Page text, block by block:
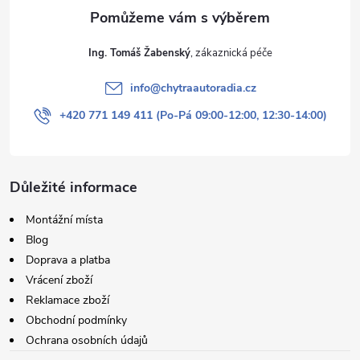
Ing. Tomáš Žabenský
info@chytraautoradia.cz
+420 771 149 411 (Po-Pá 09:00-12:00, 12:30-14:00)
Důležité informace
Montážní místa
Blog
Doprava a platba
Vrácení zboží
Reklamace zboží
Obchodní podmínky
Ochrana osobních údajů